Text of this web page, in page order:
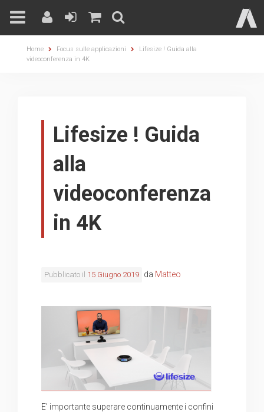
Home Focus sulle applicazioni
Lifesize ! Guida alla
videoconferenza in 4K
Lifesize ! Guida
alla
videoconferenza
in 4K
Pubblicato il 15 Giugno 2019 da Matteo
E’ importante superare continuamente i confini